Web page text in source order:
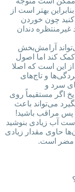
بهتر است از
چون خوردن
دندان
آرامش‌بخش
کند اما اصول
این است که اصلا
و تاج‌های
سرد و
اگر مستقیماً روی
می‌تواند باعث
پس مراقب باشید!
است آب زیادی بنوشید
حاوی مقدار زیادی
مضر است.